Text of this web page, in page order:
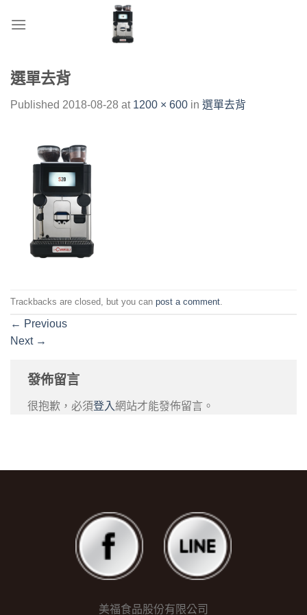
選單去背
Published 2018-08-28 at 1200 × 600 in 選單去背
Trackbacks are closed, but you can post a comment
← Previous
Next →
發佈留言
很抱歉，必須登入網站才能發佈留言。
美福食品股份有限公司